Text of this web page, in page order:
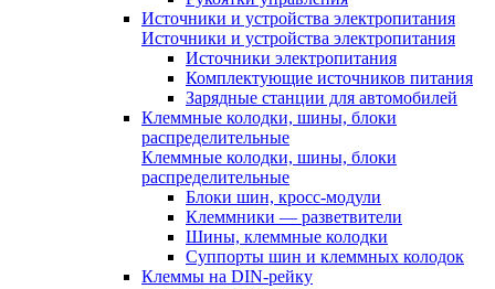
Источники и устройства электропитания
Источники и устройства электропитания
Источники электропитания
Комплектующие источников питания
Зарядные станции для автомобилей
Клеммные колодки, шины, блоки
распределительные
Клеммные колодки, шины, блоки
распределительные
Блоки шин, кросс-модули
Клеммники — разветвители
Шины, клеммные колодки
Суппорты шин и клеммных колодок
Клеммы на DIN-рейку